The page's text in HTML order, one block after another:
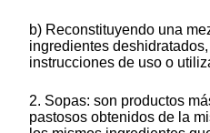
b) Reconstituyendo una
ingredientes
instrucciones de uso o
2. Sopas: son productos
pastosos obtenidos de la